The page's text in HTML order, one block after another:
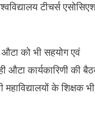
टीचर्स
को भी सहयोग एवं
औटा कार्यकारिणी की
के शिक्षक